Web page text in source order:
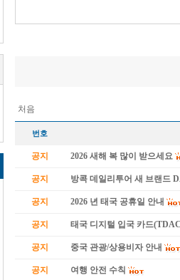
처음
번호
공지 2026 새해 복 많이 받으세요
공지 방콕 데일리투어 새 브랜드
공지 2026 년 태국 공휴일 안내
공지 태국 디지털 입국 카드
공지 중국 관광/상용비자 안내
공지 여행 안전 수칙